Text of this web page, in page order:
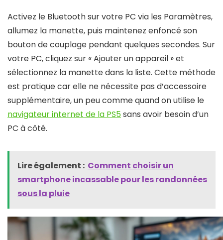
Activez le Bluetooth sur votre PC via les Paramètres,
allumez la manette, puis maintenez enfoncé son
bouton de couplage pendant quelques secondes. Sur
votre PC, cliquez sur « Ajouter un appareil » et
sélectionnez la manette dans la liste. Cette méthode
est pratique car elle ne nécessite pas d’accessoire
supplémentaire, un peu comme quand on utilise le
navigateur internet de la PS5sans avoir besoin d’un
PC à côté.
Lire également : Comment choisir un
smartphone incassable pour les randonnées
sous la pluie